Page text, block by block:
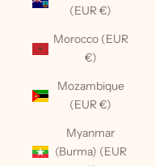
(EUR €)
Morocco (EUR
€)
Mozambique
(EUR €)
Myanmar
(Burma) (EUR